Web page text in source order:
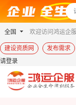
全国 欢迎访问鸿运企服
建设资质网
发布需求
请登录